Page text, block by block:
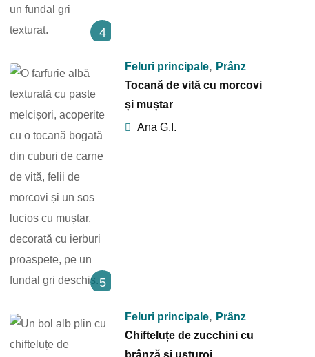
4
5
Feluri principale, Prânz
Tocană de vită cu morcovi
și muștar
Ana G.I.
Feluri principale, Prânz
Chifteluțe de zucchini cu
brânză și usturoi